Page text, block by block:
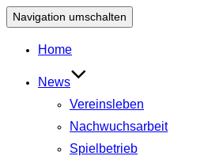
Navigation umschalten
Home
News
Vereinsleben
Nachwuchsarbeit
Spielbetrieb